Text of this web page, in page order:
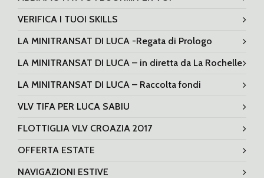
VERIFICA I TUOI SKILLS
LA MINITRANSAT DI LUCA -Regata di Prologo
LA MINITRANSAT DI LUCA – in diretta da La Rochelle
LA MINITRANSAT DI LUCA – Raccolta fondi
VLV TIFA PER LUCA SABIU
FLOTTIGLIA VLV CROAZIA 2017
OFFERTA ESTATE
NAVIGAZIONI ESTIVE